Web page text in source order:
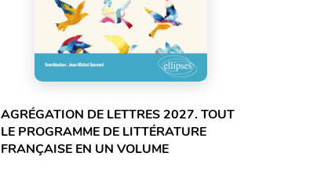
AGRÉGATION DE LETTRES 2027. TOUT
LE PROGRAMME DE LITTÉRATURE
FRANÇAISE EN UN VOLUME